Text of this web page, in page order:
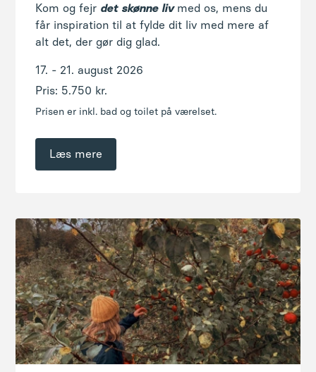
Prisen er inkl. bad og toilet på værelset.
Læs mere
Efterårsvandring
Oplev efterårets smukke farver til fods i nogle
af Danmarks mest naturskønne landskaber
omkring Grejsdalen, Rørbæk sø og